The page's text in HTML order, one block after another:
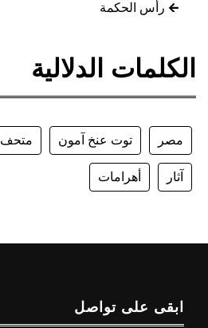
رأس الحكمة
الكلمات الدلالية
مصر توت عنخ آمون متحف
آثار أهرامات
ابقى على تواصل